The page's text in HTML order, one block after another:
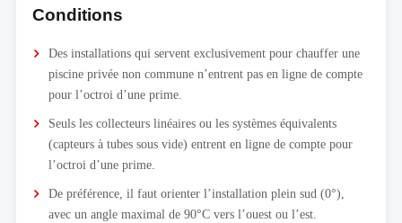
Conditions
Des installations qui servent exclusivement pour chauffer une
piscine privée non commune n’entrent pas en ligne de compte
pour l’octroi d’une prime.
Seuls les collecteurs linéaires ou les systèmes équivalents
(capteurs à tubes sous vide) entrent en ligne de compte pour
l’octroi d’une prime.
De préférence, il faut orienter l’installation plein sud (0°),
avec un angle maximal de 90°C vers l’ouest ou l’est.